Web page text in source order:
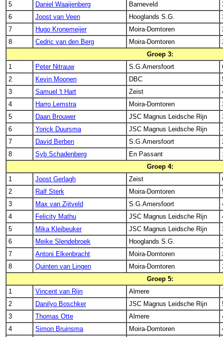
5
Daniel Waaijenberg Barneveld
6
Joost van Veen Hooglands S.G.
7
Hugo Kronemeijer Moira-Domtoren
8
Cedric van den Berg Moira-Domtoren
Groep 3:
1
Peter Nitrauw S.G.Amersfoort
2
Kevin Moonen DBC
3
Samuel 't Hart Zeist
4
Harro Lemstra Moira-Domtoren
5
Daan Brouwer JSC Magnus Leidsche Rijn
6
Yorick Duursma JSC Magnus Leidsche Rijn
7
David Berben S.G.Amersfoort
8
Syb Schadenberg En Passant
Groep 4:
1
Joost Gerlagh Zeist
2
Ralf Sterk Moira-Domtoren
3
Max van Zijtveld S.G.Amersfoort
4
Felicity Mathu JSC Magnus Leidsche Rijn
5
Mika Kleibeuker JSC Magnus Leidsche Rijn
6
Meike Slendebroek Hooglands S.G.
7
Antoni Elkenbracht Moira-Domtoren
8
Quinten van Lingen Moira-Domtoren
Groep 5:
1
Vincent van Rijn Almere
2
Danilyo Boschker JSC Magnus Leidsche Rijn
3
Thomas Otte Almere
4
Simon Bruinsma Moira-Domtoren